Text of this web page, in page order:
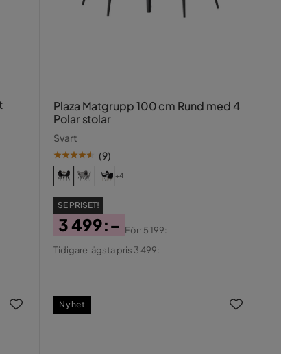
Plaza Matgrupp 100 cm Rund med 4
Polar stolar
Svart
(9)
+4
SE PRISET!
Pris
3 499:-
Original
Förr5 199:-
Tidigare lägsta pris 3 499:-
Nyhet